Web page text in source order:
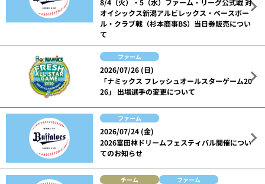
8/4（火）・5（水）ファーム・リーグ公式戦 対
オイシックス新潟アルビレックス・ベースボー
ル・クラブ戦（杉本商事BS）当日券販売につい
て
ファーム
2026/07/26 (日)
「ナミックス フレッシュオールスターゲーム20
26」 出場選手の変更について
ファーム
2026/07/24 (金)
2026富田林ドリームフェスティバル開催につい
てのお知らせ
チーム ファーム